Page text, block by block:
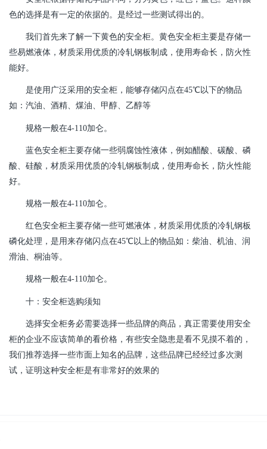
色的选择是有一定的依据的。是经过一些测试得出的。
我们首先来了解一下黄色的安全柜。黄色安全柜主要是存储一
些易燃液体，材质采用优质的冷轧钢板制成，使用寿命长，防火性
能好。
是使用广泛采用的安全柜，能够存储闪点在45℃以下的物品
如：汽油、酒精、煤油、甲醇、乙醇等
规格一般在4-110加仑。
蓝色安全柜主要存储一些弱腐蚀性液体，例如醋酸、碳酸、磷
酸、硅酸，材质采用优质的冷轧钢板制成，使用寿命长，防火性能
好。
规格一般在4-110加仑。
红色安全柜主要存储一些可燃液体，材质采用优质的冷轧钢板
磷化处理，是用来存储闪点在45℃以上的物品如：柴油、机油、润
滑油、桐油等。
规格一般在4-110加仑。
十：安全柜选购须知
选择安全柜务必需要选择一些品牌的商品，真正需要使用安全
柜的企业不应该简单的看价格，有些安全隐患是看不见摸不着的，
我们推荐选择一些市面上知名的品牌，这些品牌已经经过多次测
试，证明这种安全柜是有非常好的效果的